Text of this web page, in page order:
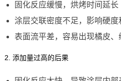
固化反应缓慢，烘烤时间延长
涂层交联密度不足，影响硬度
表面流平差，容易出现橘皮、
2. 添加量过高的后果